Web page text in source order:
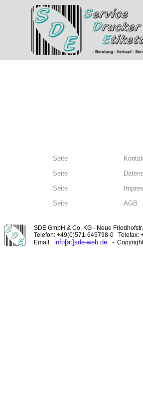
Seite
Seite
Seite
Seite
AGB
SDE GmbH & Co. KG - Neue
Telefon: +49(0)571-645798-0 Telefax:
Email: info[at]sde-web.de -